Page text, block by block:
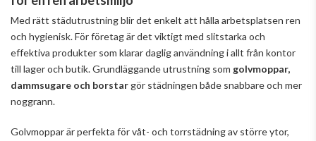
Med rätt städutrustning blir det enkelt att hålla arbetsplatsen ren
och hygienisk. För företag är det viktigt med slitstarka och
effektiva produkter som klarar daglig användning i allt från kontor
till lager och butik. Grundläggande utrustning som golvmoppar,
dammsugare och borstar gör städningen både snabbare och mer
noggrann.
Golvmoppar är perfekta för våt- och torrstädning av större ytor,